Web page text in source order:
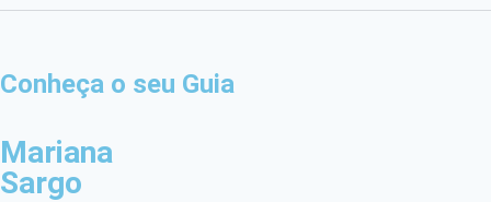
Conheça o seu Guia
Mariana
Sargo